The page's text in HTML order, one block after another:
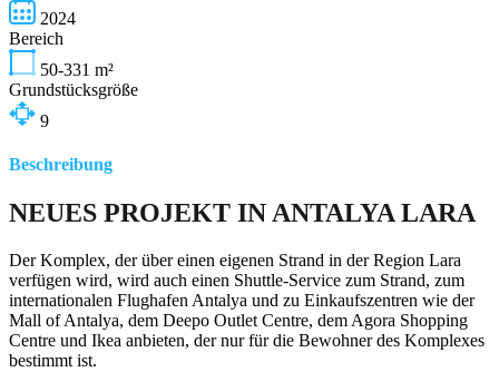
2024
Bereich
50-331 m²
Grundstücksgröße
9
Beschreibung
NEUES PROJEKT IN ANTALYA LARA
Der Komplex, der über einen eigenen Strand in der Region Lara
verfügen wird, wird auch einen Shuttle-Service zum Strand, zum
internationalen Flughafen Antalya und zu Einkaufszentren wie der
Mall of Antalya, dem Deepo Outlet Centre, dem Agora Shopping
Centre und Ikea anbieten, der nur für die Bewohner des Komplexes
bestimmt ist.